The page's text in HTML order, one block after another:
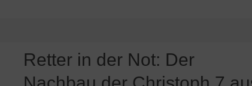
Retter in der Not: Der